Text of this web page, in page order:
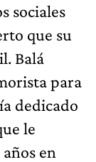
sociales
que su
Balá
para
dedicado
le
en